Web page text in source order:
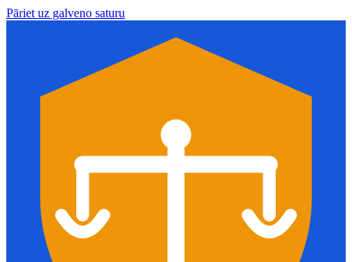
Pāriet uz galveno saturu